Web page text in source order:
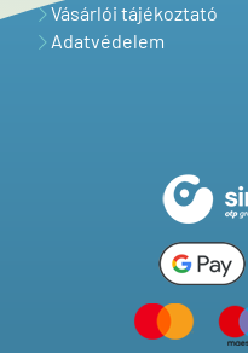
Vásárlói tájékoztató
Adatvédelem